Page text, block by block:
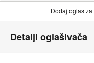
Dodaj oglas
Detalji oglašivača